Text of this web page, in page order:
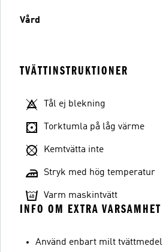
Vård
TVÄTTINSTRUKTIONER
Tål ej blekning
Torktumla på låg värme
Kemtvätta inte
Stryk med hög temperatur
Varm maskintvätt
INFO OM EXTRA VARSAMHET
Använd enbart milt tvättmedel